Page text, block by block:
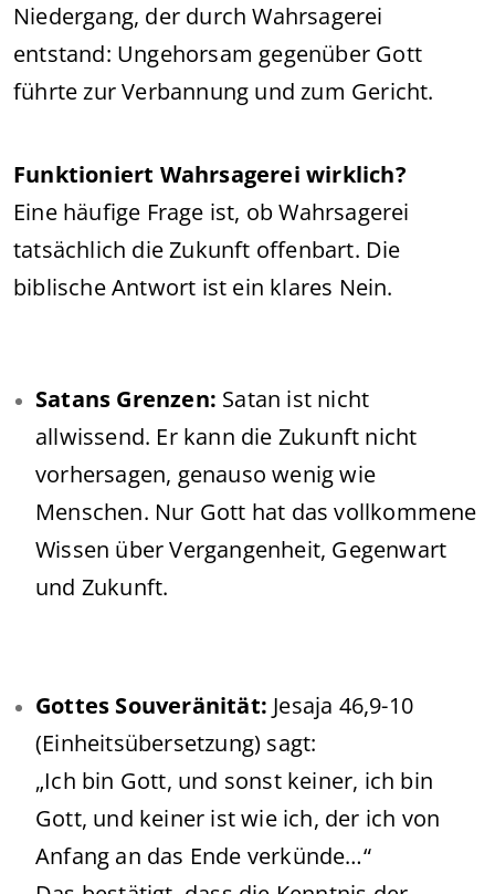
Niedergang, der durch Wahrsagerei
entstand: Ungehorsam gegenüber Gott
führte zur Verbannung und zum Gericht.
Funktioniert Wahrsagerei wirklich?
Eine häufige Frage ist, ob Wahrsagerei
tatsächlich die Zukunft offenbart. Die
biblische Antwort ist ein klares Nein.
Satans Grenzen: Satan ist nicht
allwissend. Er kann die Zukunft nicht
vorhersagen, genauso wenig wie
Menschen. Nur Gott hat das vollkommene
Wissen über Vergangenheit, Gegenwart
und Zukunft.
Gottes Souveränität: Jesaja 46,9-10
(Einheitsübersetzung) sagt:
„Ich bin Gott, und sonst keiner, ich bin
Gott, und keiner ist wie ich, der ich von
Anfang an das Ende verkünde…“